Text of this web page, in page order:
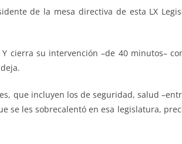
de la mesa directiva de esta LX
cierra su intervención –de 40 minutos–
que incluyen los de seguridad, salud
se les sobrecalentó en esa legislatura,